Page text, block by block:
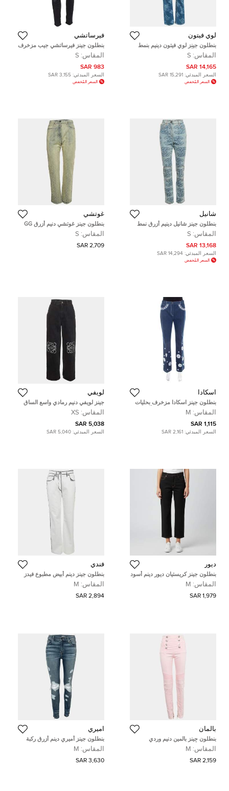
لوي فيتون
بنطلون جينز لوي فيتون دينيم بنمط
مونوغرام أزرق مستقيم الساق مقاس
صغير خصر 28 بوصة
المقاس: S
14,165 SAR
السعر المبدئي: 15,291 SAR
السعر المُخفض
فيرساتشي
بنطلون جينز فيرساتشي جيب مزخرف
مرصع دنيم رمادي شاركول مقاس
صغير
المقاس: S
983 SAR
السعر المبدئي: 3,155 SAR
السعر المُخفض
شانيل
بنطلون جينز شانيل دينيم أزرق نمط
بوصة
المقاس: S
13,168 SAR
السعر المبدئي: 14,294 SAR
السعر المُخفض
غوتشي
بنطلون جينز غوتشي دنيم أزرق GG
جاكار مقاس صغير خصر 25 بوصة
المقاس: S
2,709 SAR
اسكادا
بنطلون جينز اسكادا مزخرف بحليات
موردة واسع دنيم قطن مرن أزرق
داكن M
المقاس: M
1,115 SAR
السعر المبدئي: 2,161 SAR
لويفي
جينز لويفي دنيم رمادي واسع الساق
صغير بخصر 25 بوصة
المقاس: XS
5,038 SAR
السعر المبدئي: 5,040 SAR
ديور
بنطلون جينز كريستيان ديور دينم أسود
مقصوص بملاءمة عادية مقاس وسط
٢٩ بوصة - متوسطالمقاس: M
1,979 SAR
فندي
بنطلون جينز دينم أبيض مطبوع فيدز
جاشوا x فيندي قياس متوسط (ميديوم)
/ الخصر 28 بوصة
المقاس: M
2,894 SAR
بالمان
بنطلون جينز بالمين دنيم وردي
بتفاصيل أزرار مقاس وسط (ميديوم)
28 بوصة خصرالمقاس: M
2,159 SAR
اميري
بنطلون جينز أميري دينم أزرق ركبة
ممزقة مزين سحاب مقاس متوسط
(ميديوم)
المقاس: M
3,630 SAR